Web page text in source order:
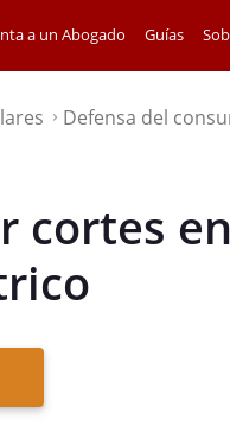
a un Abogado Guías
⌃ Defensa del
cortes